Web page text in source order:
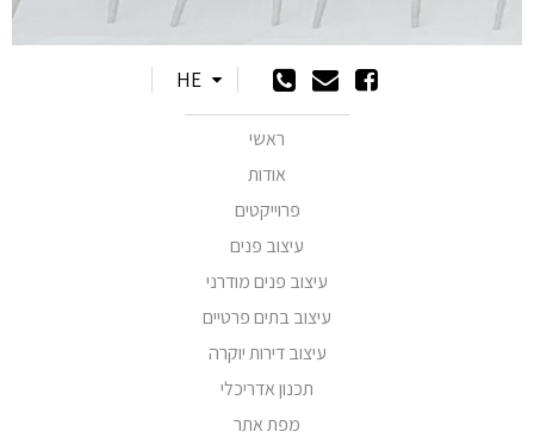
HE
ראשי
אודות
פרוייקטים
עיצוב פנים
עיצוב פנים מודרני
עיצוב בתים פרטיים
עיצוב דירות יוקרה
תכנון אדריכלי
מפת אתר